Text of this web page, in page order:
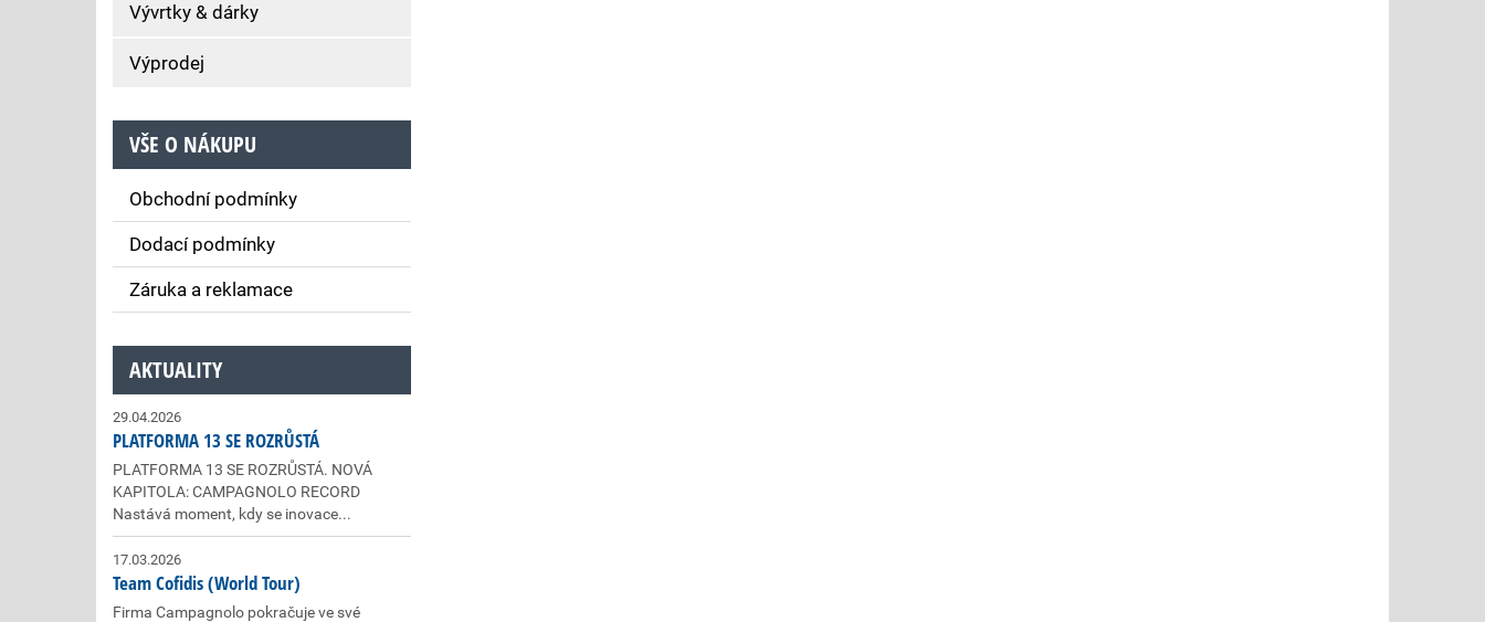
Vývrtky & dárky
Výprodej
VŠE O NÁKUPU
Obchodní podmínky
Dodací podmínky
Záruka a reklamace
AKTUALITY
29.04.2026
PLATFORMA 13 SE ROZRŮSTÁ
PLATFORMA 13 SE ROZRŮSTÁ. NOVÁ
KAPITOLA: CAMPAGNOLO RECORD
Nastává moment, kdy se inovace...
17.03.2026
Team Cofidis (World Tour)
Firma Campagnolo pokračuje ve své